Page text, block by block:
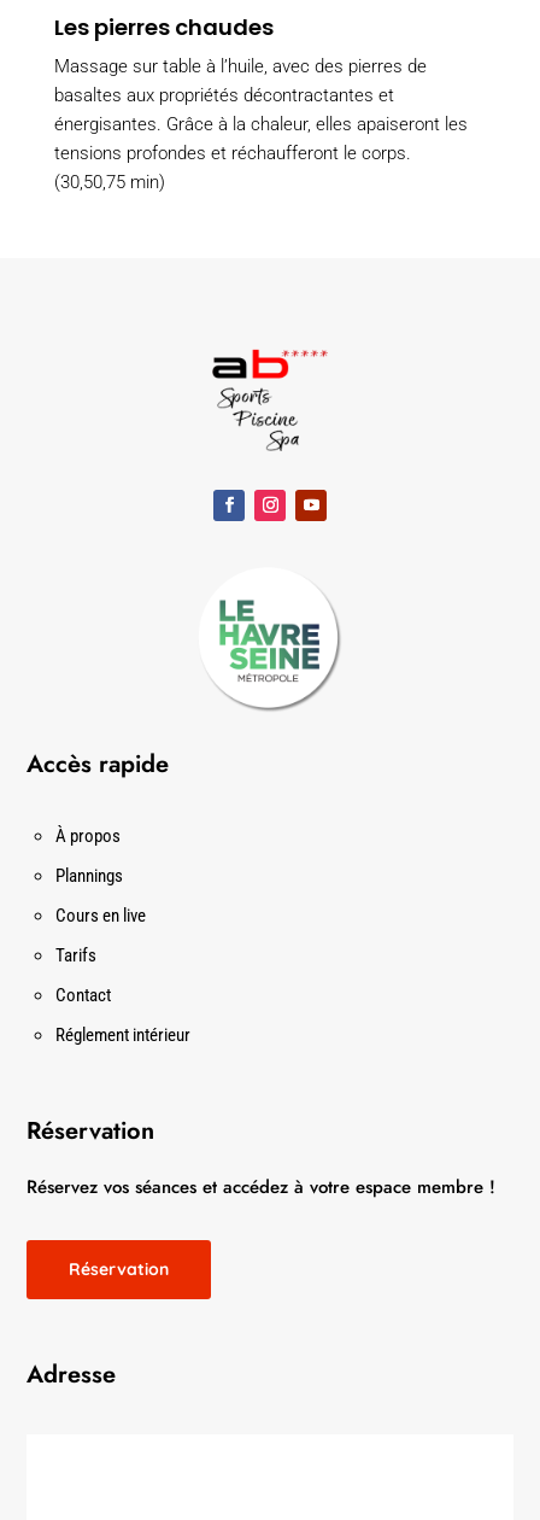
Les pierres chaudes
Massage sur table à l’huile, avec des pierres de
basaltes aux propriétés décontractantes et
énergisantes. Grâce à la chaleur, elles apaiseront les
tensions profondes et réchaufferont le corps.
(30,50,75 min)
Accès rapide
À propos
Plannings
Cours en live
Tarifs
Contact
Réglement intérieur
Réservation
Réservez vos séances et accédez à votre espace membre !
Réservation
Adresse